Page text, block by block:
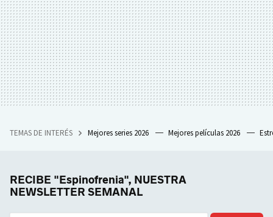
TEMAS DE INTERÉS Mejores series 2026 Mejores películas 2026
RECIBE "Espinofrenia", NUESTRA
NEWSLETTER SEMANAL